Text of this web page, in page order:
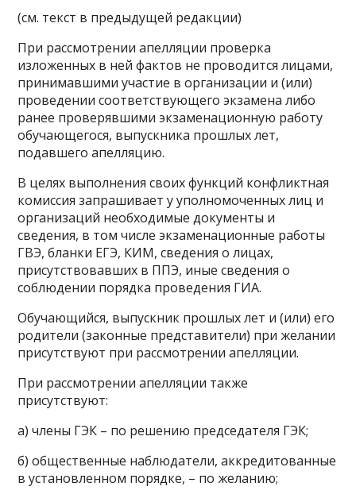
(см. текст в предыдущей редакции)
При рассмотрении апелляции проверка
изложенных в ней фактов не проводится лицами,
принимавшими участие в организации и (или)
проведении соответствующего экзамена либо
ранее проверявшими экзаменационную работу
обучающегося, выпускника прошлых лет,
подавшего апелляцию.
В целях выполнения своих функций конфликтная
комиссия запрашивает у уполномоченных лиц и
организаций необходимые документы и
сведения, в том числе экзаменационные работы
ГВЭ, бланки ЕГЭ, КИМ, сведения о лицах,
присутствовавших в ППЭ, иные сведения о
соблюдении порядка проведения ГИА.
Обучающийся, выпускник прошлых лет и (или) его
родители (законные представители) при желании
присутствуют при рассмотрении апелляции.
При рассмотрении апелляции также
присутствуют:
а) члены ГЭК – по решению председателя ГЭК;
б) общественные наблюдатели, аккредитованные
в установленном порядке, – по желанию;